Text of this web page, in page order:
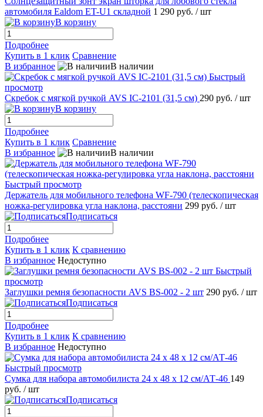
автомобиля Ealdom ET-U1 складной 1 290 руб. / шт
В корзину
Подробнее
Купить в 1 клик Сравнение
В избранное
В наличии
Быстрый
просмотр
Скребок с мягкой ручкой AVS IC-2101 (31,5 см) 290 руб. / шт
В корзину
Подробнее
Купить в 1 клик Сравнение
В избранное
В наличии
Быстрый просмотр
Держатель для мобильного телефона WF-790 (телескопическая
ножка-регулировка угла наклона, расстояни 299 руб. / шт
Подписаться
Подробнее
Купить в 1 клик К сравнению
В избранное Недоступно
Быстрый
просмотр
Заглушки ремня безопасности AVS BS-002 - 2 шт 290 руб. / шт
Подписаться
Подробнее
Купить в 1 клик К сравнению
В избранное Недоступно
Быстрый просмотр
Сумка для набора автомобилиста 24 x 48 x 12 см/АТ-46 149
руб. / шт
Подписаться